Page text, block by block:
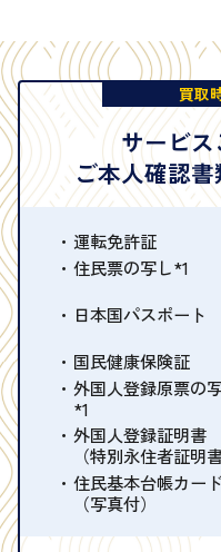
買取
サービ
ご本人確認
運転免許証
住民票の写し*1
日本国パスポート
国民健康保険証
外国人登録原票の
*1
外国人登録証明書
（特別永住者証明書
住民基本台帳カード
（写真付）